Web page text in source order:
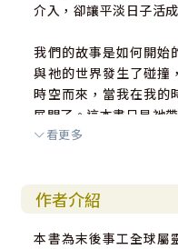
介入，卻讓平淡日子活
我們的故事是如何開始
與祂的世界發生了碰撞
時空而來，當我在我的
展開了。這本書只是祂
2023 年3 月24 日
看更多
作者介紹
本書為末後事工全球屬